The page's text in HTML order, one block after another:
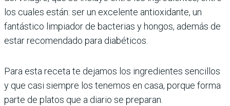
los cuales están: ser un excelente antioxidante, un
fantástico limpiador de bacterias y hongos, además de
estar recomendado para diabéticos.
Para esta receta te dejamos los ingredientes sencillos
y que casi siempre los tenemos en casa, porque forma
parte de platos que a diario se preparan.